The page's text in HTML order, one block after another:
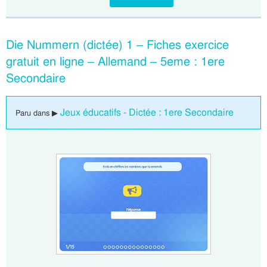
Die Nummern (dictée) 1 – Fiches exercice
gratuit en ligne – Allemand – 5eme : 1ere
Secondaire
Paru dans ▶ Jeux éducatifs - Dictée : 1ere Secondaire